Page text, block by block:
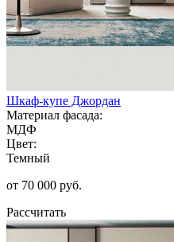
Шкаф-купе Джордан
Материал фасада:
МДФ
Цвет:
Темный
от 70 000 руб.
Рассчитать